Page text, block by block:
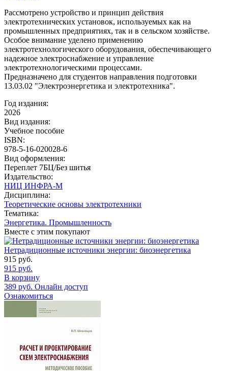
Рассмотрено устройство и принцип действия
электротехнических установок, используемых как на
промышленных предприятиях, так и в сельском хозяйстве.
Особое внимание уделено применению
электротехнологического оборудования, обеспечивающего
надежное электроснабжение и управление
электротехнологическими процессами.
Предназначено для студентов направления подготовки
13.03.02 "Электроэнергетика и электротехника".
Год издания:
2026
Вид издания:
Учебное пособие
ISBN:
978-5-16-020028-6
Вид оформления:
Переплет 7БЦ/Без шитья
Издательство:
НИЦ ИНФРА-М
Дисциплина:
Теоретические основы электротехники
Тематика:
Энергетика. Промышленность
Вместе с этим покупают
Нетрадиционные источники энергии: биоэнергетика
915 руб.
915 руб.
В корзину
389 руб. Онлайн доступ
Ознакомиться